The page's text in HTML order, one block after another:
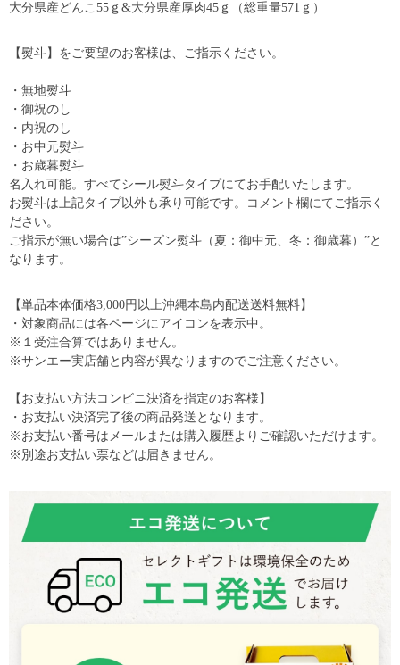
大分県産どんこ55ｇ&大分県産厚肉45ｇ（総重量571ｇ）
【熨斗】をご要望のお客様は、ご指示ください。
・無地熨斗
・御祝のし
・内祝のし
・お中元熨斗
・お歳暮熨斗
名入れ可能。すべてシール熨斗タイプにてお手配いたします。
お熨斗は上記タイプ以外も承り可能です。コメント欄にてご指示く
ださい。
ご指示が無い場合は”シーズン熨斗（夏：御中元、冬：御歳暮）”と
なります。
【単品本体価格3,000円以上沖縄本島内配送送料無料】
・対象商品には各ページにアイコンを表示中。
※１受注合算ではありません。
※サンエー実店舗と内容が異なりますのでご注意ください。
【お支払い方法コンビニ決済を指定のお客様】
・お支払い決済完了後の商品発送となります。
※お支払い番号はメールまたは購入履歴よりご確認いただけます。
※別途お支払い票などは届きません。